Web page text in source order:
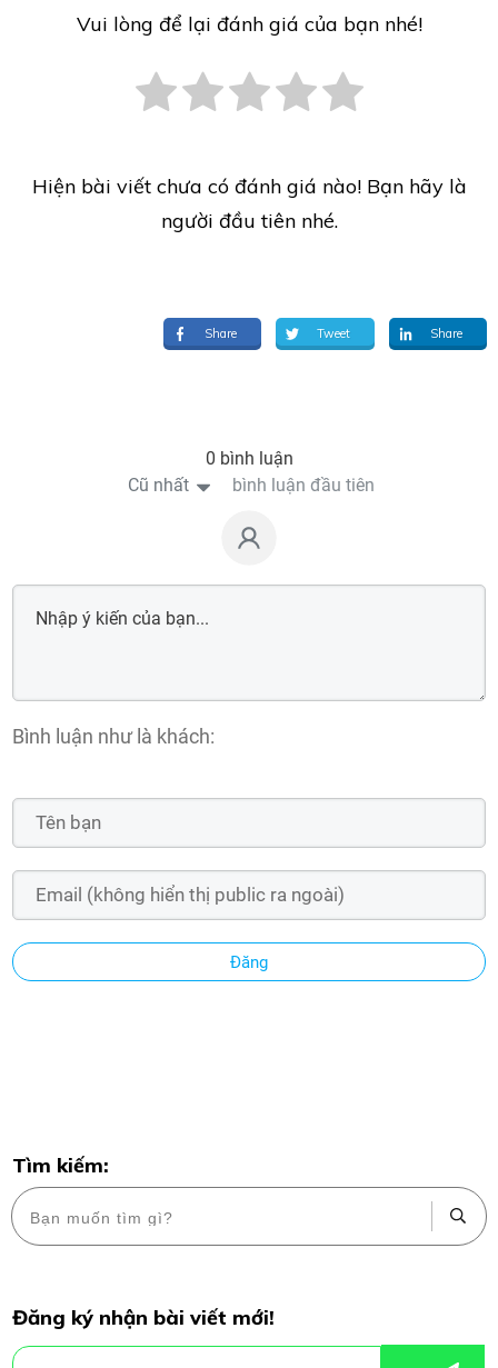
Vui lòng để lại đánh giá của bạn nhé!
Hiện bài viết chưa có đánh giá nào! Bạn hãy là
người đầu tiên nhé.
Share Tweet Share
0 bình luận
Cũ nhất
bình luận đầu tiên
Bình luận như là khách:
Đăng
Tìm kiếm:
Đăng ký nhận bài viết mới!